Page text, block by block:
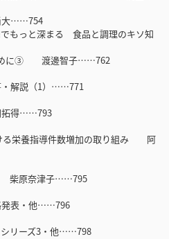
大……754
もっと深まる 食品と調理のキソ知
めに③ 渡邊智子……762
解説（1）……771
得……793
る栄養指導件数増加の取り組み 阿
柴原奈津子……795
発表・他……796
リーズ3・他……798